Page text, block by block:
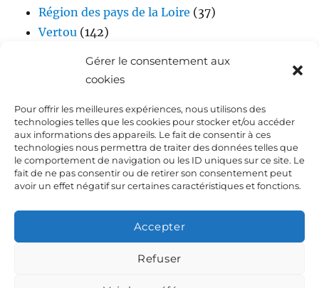
Gérer le consentement aux
cookies
Pour offrir les meilleures expériences, nous utilisons des
technologies telles que les cookies pour stocker et/ou accéder
aux informations des appareils. Le fait de consentir à ces
technologies nous permettra de traiter des données telles que
le comportement de navigation ou les ID uniques sur ce site. Le
fait de ne pas consentir ou de retirer son consentement peut
avoir un effet négatif sur certaines caractéristiques et fonctions.
Accepter
Refuser
Région des pays de la Loire (37)
Vertou (142)
Accueil